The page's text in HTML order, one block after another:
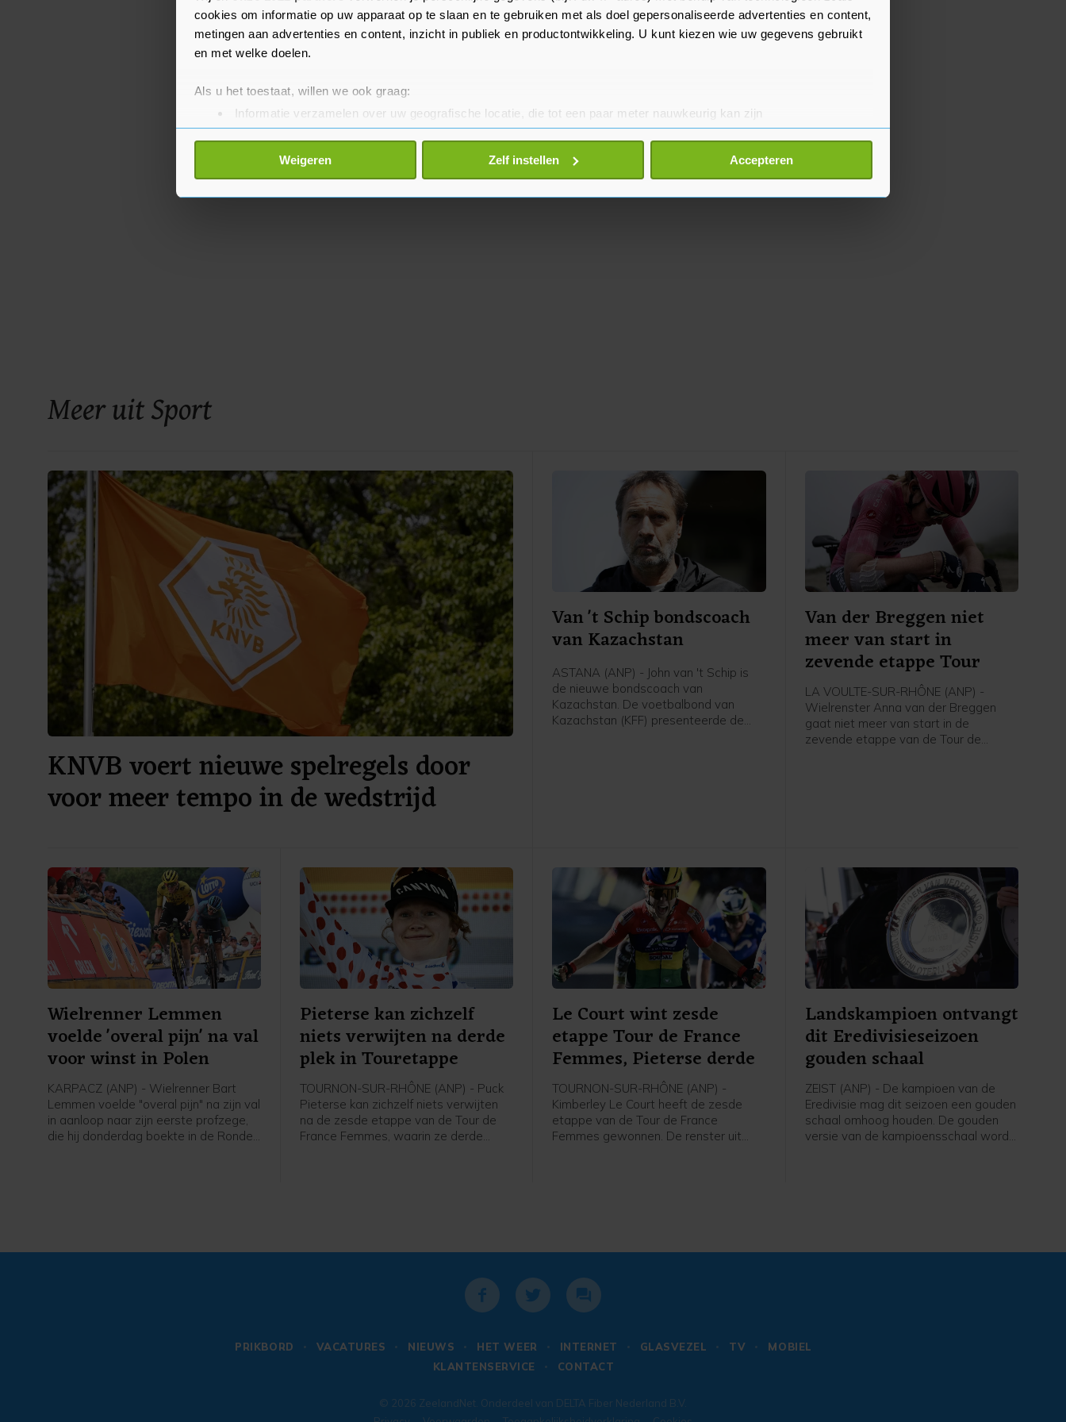
cookies om informatie op uw apparaat op te slaan en te gebruiken met als doel gepersonaliseerde advertenties en content,
metingen aan advertenties en content, inzicht in publiek en productontwikkeling. U kunt kiezen wie uw gegevens gebruikt
en met welke doelen.
Als u het toestaat, willen we ook graag:
Informatie verzamelen over uw geografische locatie, die tot een paar meter nauwkeurig kan zijn
Uw apparaat identificeren door het actief te scannen op specifieke eigenschappen (fingerprinting)
Lees meer over hoe uw persoonlijke gegevens worden verwerkt en stel uw voorkeuren in het
detailgedeelte
Weigeren Zelf instellen Accepteren
van de mondiale top 30.
Meer uit Sport
KNVB voert nieuwe spelregels door
voor meer tempo in de wedstrijd
Van 't Schip bondscoach
van Kazachstan
ASTANA (ANP) - John van 't Schip is
de nieuwe bondscoach van
Kazachstan. De voetbalbond van
Kazachstan (KFF) presenteerde de
Van der Breggen niet
meer van start in
zevende etappe Tour
LA VOULTE-SUR-RHÔNE (ANP) -
Wielrenster Anna van der Breggen
gaat niet meer van start in de
zevende etappe van de Tour de
Wielrenner Lemmen
voelde 'overal pijn' na val
voor winst in Polen
KARPACZ (ANP) - Wielrenner Bart
Lemmen voelde "overal pijn" na zijn val
in aanloop naar zijn eerste profzege,
die hij donderdag boekte in de Ronde
Pieterse kan zichzelf
niets verwijten na derde
plek in Touretappe
TOURNON-SUR-RHÔNE (ANP) - Puck
Pieterse kan zichzelf niets verwijten
na de zesde etappe van de Tour de
France Femmes, waarin ze derde
Le Court wint zesde
etappe Tour de France
Femmes, Pieterse derde
TOURNON-SUR-RHÔNE (ANP) -
Kimberley Le Court heeft de zesde
etappe van de Tour de France
Femmes gewonnen. De renster uit
Landskampioen ontvangt
dit Eredivisieseizoen
gouden schaal
ZEIST (ANP) - De kampioen van de
Eredivisie mag dit seizoen een gouden
schaal omhoog houden. De gouden
versie van de kampioensschaal wordt
PRIKBORD VACATURES NIEUWS HET WEER INTERNET GLASVEZEL TV
MOBIEL
KLANTENSERVICE
CONTACT
© 2026 ZeelandNet . Onderdeel van DELTA Fiber Nederland B.V.